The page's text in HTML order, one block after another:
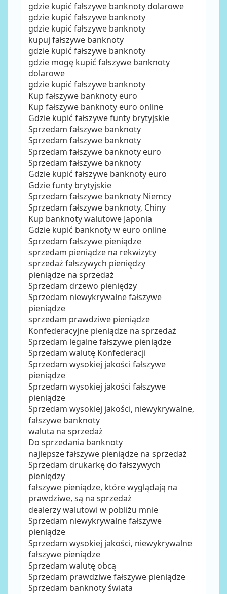
gdzie kupić fałszywe banknoty dolarowe
gdzie kupić fałszywe banknoty
gdzie kupić fałszywe banknoty
kupuj fałszywe banknoty
gdzie kupić fałszywe banknoty
gdzie mogę kupić fałszywe banknoty
dolarowe
gdzie kupić fałszywe banknoty
Kup fałszywe banknoty euro
Kup fałszywe banknoty euro online
Gdzie kupić fałszywe funty brytyjskie
Sprzedam fałszywe banknoty
Sprzedam fałszywe banknoty
Sprzedam fałszywe banknoty euro
Sprzedam fałszywe banknoty
Gdzie kupić fałszywe banknoty euro
Gdzie funty brytyjskie
Sprzedam fałszywe banknoty Niemcy
Sprzedam fałszywe banknoty, Chiny
Kup banknoty walutowe Japonia
Gdzie kupić banknoty w euro online
Sprzedam fałszywe pieniądze
sprzedam pieniądze na rekwizyty
sprzedaż fałszywych pieniędzy
pieniądze na sprzedaż
Sprzedam drzewo pieniędzy
Sprzedam niewykrywalne fałszywe
pieniądze
sprzedam prawdziwe pieniądze
Konfederacyjne pieniądze na sprzedaż
Sprzedam legalne fałszywe pieniądze
Sprzedam walutę Konfederacji
Sprzedam wysokiej jakości fałszywe
pieniądze
Sprzedam wysokiej jakości fałszywe
pieniądze
Sprzedam wysokiej jakości, niewykrywalne,
fałszywe banknoty
waluta na sprzedaż
Do sprzedania banknoty
najlepsze fałszywe pieniądze na sprzedaż
Sprzedam drukarkę do fałszywych
pieniędzy
fałszywe pieniądze, które wyglądają na
prawdziwe, są na sprzedaż
dealerzy walutowi w pobliżu mnie
Sprzedam niewykrywalne fałszywe
pieniądze
Sprzedam wysokiej jakości, niewykrywalne
fałszywe pieniądze
Sprzedam walutę obcą
Sprzedam prawdziwe fałszywe pieniądze
Sprzedam banknoty świata